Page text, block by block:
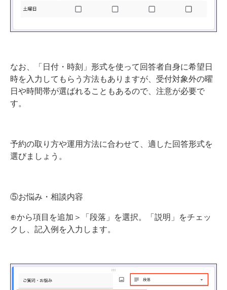
なお、「日付・時刻」形式を使って回答者自身に希望日
時を入力してもらう方法もありますが、受付対象外の曜
日や時間帯が選ばれることもあるので、注意が必要で
す。
予約の取り方や運用方法に合わせて、適した回答形式を
選びましょう。
⑤お悩み・相談内容
⊕から項目を追加＞「段落」を選択。「説明」をチェッ
クし、記入例を入力します。